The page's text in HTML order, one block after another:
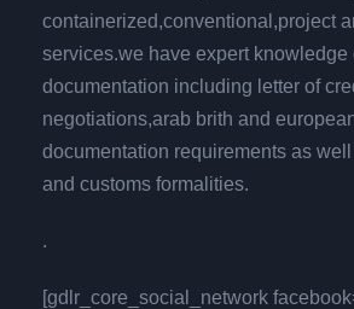
containerized,conventional,project
services.we have expert knowledge
documentation including letter of
negotiations,arab brith and
documentation requirements as
and customs formalities.
.
[gdlr_core_social_network